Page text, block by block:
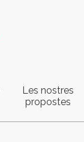
Les nostres
propostes